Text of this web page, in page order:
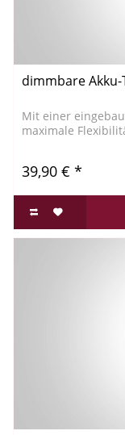
dimmbare
Mit einer
maximale
39,90 € *